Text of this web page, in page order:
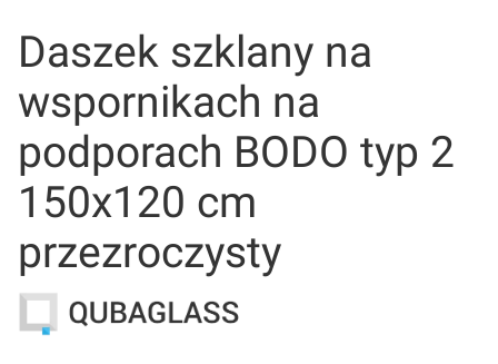
Daszek szklany na
wspornikach na
podporach BODO typ 2
150x120 cm
przezroczysty